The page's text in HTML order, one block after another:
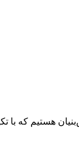
هستیم که با